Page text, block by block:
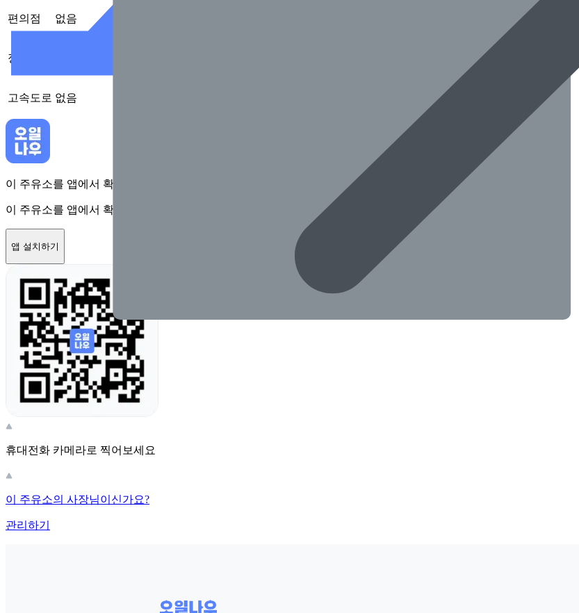
편의점 없음
정비
고속도로 없음
이 주유소를 앱에서 확인하고 최대 1만원 혜택을 받아보세요
이 주유소를 앱에서 확인하고 최대 1만원 혜택을 받아보세요
앱 설치하기
휴대전화 카메라로 찍어보세요
이 주유소의 사장님이신가요?
관리하기